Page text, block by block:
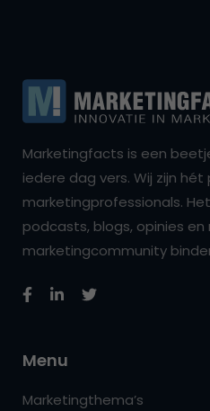
Marketingfacts is een
iedere dag vers. Wij zijn
marketingprofessionals.
podcasts, blogs, opinies
marketingcommunity
Menu
Marketingthema’s